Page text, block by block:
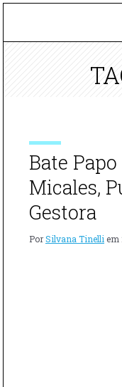
Bate
Micales,
Gestora
PorSilvana Tinelli em